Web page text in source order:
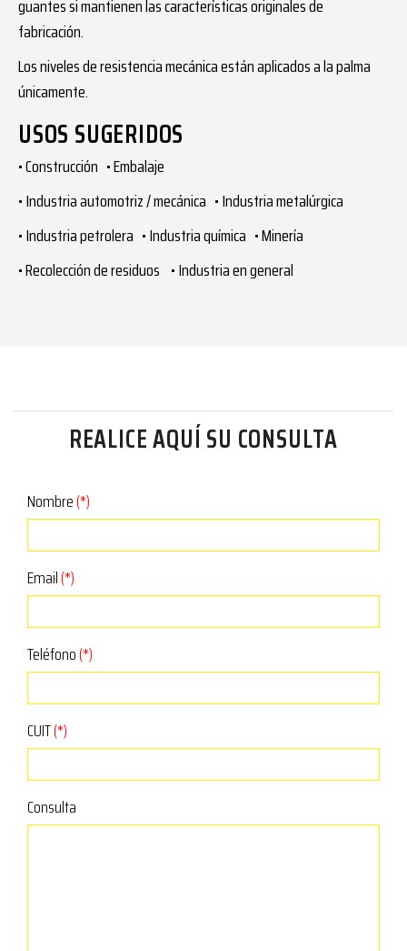
guantes si mantienen las características originales de
fabricación.
Los niveles de resistencia mecánica están aplicados a la palma
únicamente.
USOS SUGERIDOS
• Construcción • Embalaje
• Industria automotriz / mecánica • Industria metalúrgica
• Industria petrolera • Industria química • Minería
• Recolección de residuos • Industria en general
REALICE AQUÍ SU CONSULTA
Nombre(*)
Email(*)
Teléfono(*)
CUIT(*)
Consulta